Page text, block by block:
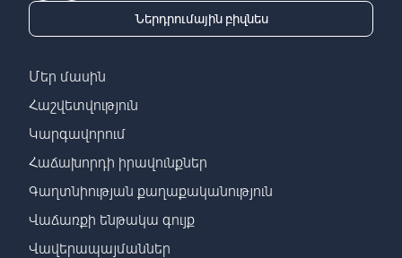
Ներդրումային բիզնես
Մեր մասին
Հաշվետվություն
Կարգավորում
Հաճախորդի իրավունքներ
Գաղտնիության քաղաքականություն
Վաճառքի ենթակա գույք
Վավերապայմաններ